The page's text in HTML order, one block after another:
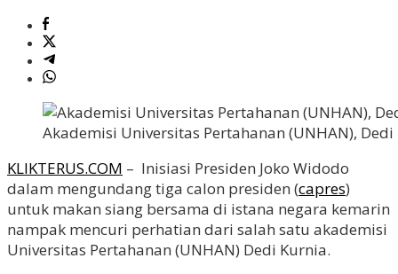
Akademisi Universitas Pertahanan (UNHAN),
KLIKTERUS.COM – Inisiasi Presiden Joko Widodo
dalam mengundang tiga calon presiden (capres)
untuk makan siang bersama di istana negara kemarin
nampak mencuri perhatian dari salah satu akademisi
Universitas Pertahanan (UNHAN) Dedi Kurnia.